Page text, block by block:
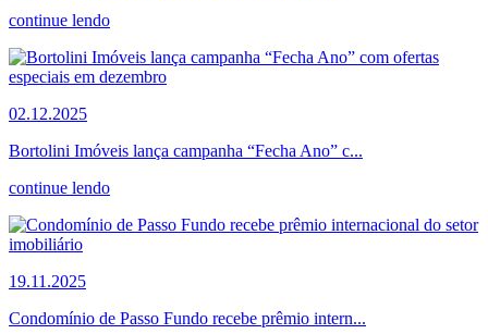
continue lendo
02.12.2025
Bortolini Imóveis lança campanha “Fecha Ano” c...
continue lendo
19.11.2025
Condomínio de Passo Fundo recebe prêmio intern...